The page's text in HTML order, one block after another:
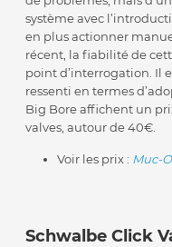
système avec
en plus actionner
récent, la fiabilité de
point d’interrogation. Il
ressenti en termes
Big Bore affichent un
valves, autour de 40€.
Voir les prix : Muc-
Schwalbe Click